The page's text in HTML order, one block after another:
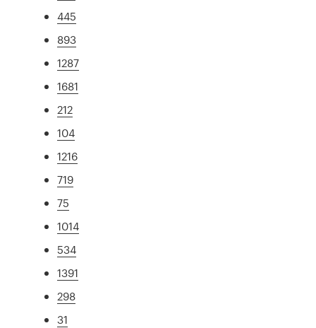
445
893
1287
1681
212
104
1216
719
75
1014
534
1391
298
31